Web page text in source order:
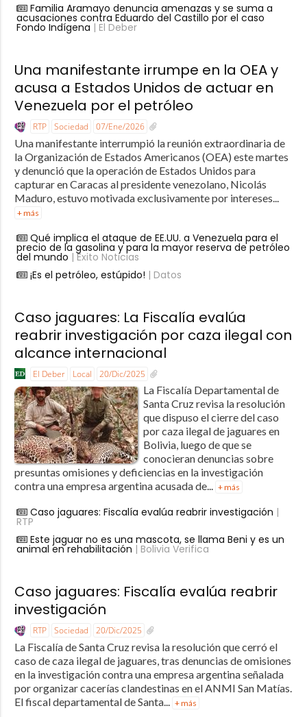
Familia Aramayo denuncia amenazas y se suma a
acusaciones contra Eduardo del Castillo por el caso
Fondo Indígena | El Deber
Una manifestante irrumpe en la OEA y
acusa a Estados Unidos de actuar en
Venezuela por el petróleo
RTP Sociedad 07/Ene/2026
Una manifestante interrumpió la reunión extraordinaria de
la Organización de Estados Americanos (OEA) este martes
y denunció que la operación de Estados Unidos para
capturar en Caracas al presidente venezolano, Nicolás
Maduro, estuvo motivada exclusivamente por intereses...
+ más
Qué implica el ataque de EE.UU. a Venezuela para el
precio de la gasolina y para la mayor reserva de petróleo
del mundo | Éxito Noticias
¡Es el petróleo, estúpido! | Datos
Caso jaguares: La Fiscalía evalúa
reabrir investigación por caza ilegal con
alcance internacional
El Deber Local 20/Dic/2025
La Fiscalía Departamental de
Santa Cruz revisa la resolución
que dispuso el cierre del caso
por caza ilegal de jaguares en
Bolivia, luego de que se
conocieran denuncias sobre
presuntas omisiones y deficiencias en la investigación
contra una empresa argentina acusada de... + más
Caso jaguares: Fiscalía evalúa reabrir investigación |
RTP
Este jaguar no es una mascota, se llama Beni y es un
animal en rehabilitación | Bolivia Verifica
Caso jaguares: Fiscalía evalúa reabrir
investigación
RTP Sociedad 20/Dic/2025
La Fiscalía de Santa Cruz revisa la resolución que cerró el
caso de caza ilegal de jaguares, tras denuncias de omisiones
en la investigación contra una empresa argentina señalada
por organizar cacerías clandestinas en el ANMI San Matías.
El fiscal departamental de Santa... + más